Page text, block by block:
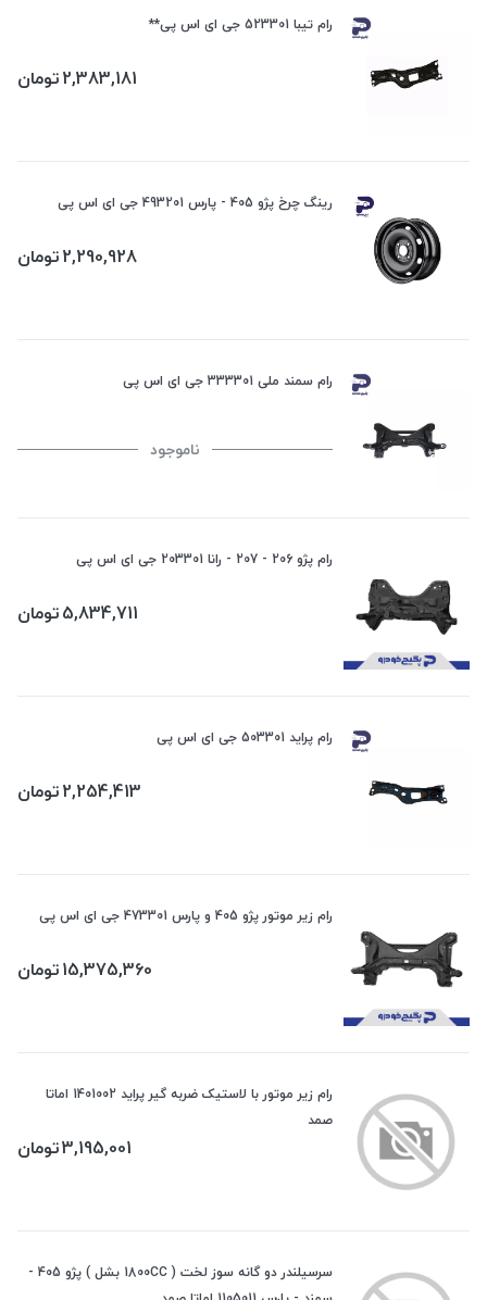
رام تیبا 523301 جی ای اس پی**
2,383,181تومان
رینگ چرخ پژو 405 - پارس 493201 جی ای اس پی
2,290,928تومان
رام سمند ملی 333301 جی ای اس پی
ناموجود
رام پژو 206 - 207 - رانا 203301 جی ای اس پی
5,834,711تومان
رام پراید 503301 جی ای اس پی
2,254,413تومان
رام زیر موتور پژو 405 و پارس 473301 جی ای اس پی
15,375,360تومان
رام زیر موتور با لاستیک ضربه گیر پراید 1401002 اماتا
صمد
3,195,001تومان
سرسیلندر دو گانه سوز لخت ( 1800CC بشل ) پژو 405 -